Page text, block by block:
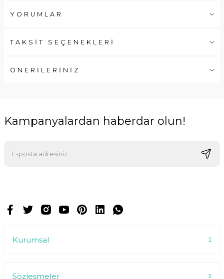
YORUMLAR
TAKSİT SEÇENEKLERİ
ÖNERİLERİNİZ
Kampanyalardan haberdar olun!
Kurumsal
Sözleşmeler